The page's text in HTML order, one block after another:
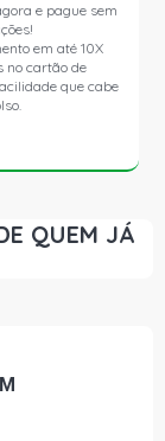
e pague sem
em até 10X
no cartão de
que cabe
QUEM JÁ